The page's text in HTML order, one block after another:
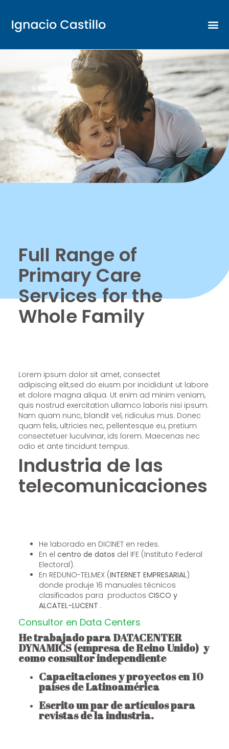
Full Range of
Primary Care
Services for the
Whole Family
Lorem ipsum dolor sit amet, consectet
adipiscing elit,sed do eiusm por incididunt ut labore
et dolore magna aliqua. Ut enim ad minim veniam,
quis nostrud exercitation ullamco laboris nisi ipsum.
Nam quam nunc, blandit vel, ridiculus mus. Donec
quam felis, ultricies nec, pellentesque eu, pretium
consectetuer luculvinar, ids lorem. Maecenas nec
odio et ante tincidunt tempus.
Industria de las
telecomunicaciones
He laborado en DICINET en redes.
En el centro de datos del IFE (Instituto Federal
Electoral).
En REDUNO-TELMEX (INTERNET EMPRESARIAL)
donde produje 16 manuales técnicos
clasificados para productos CISCO y
ALCATEL-LUCENT .
Consultor en Data Centers
He trabajado para DATACENTER
DYNAMICS (empresa de Reino Unido) y
como consultor independiente
Capacitaciones y proyectos en 10
países de Latinoamérica
Escrito un par de artículos para
revistas de la industria.